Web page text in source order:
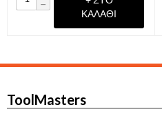
−
ΚΑΛΆΘΙ
ToolMasters